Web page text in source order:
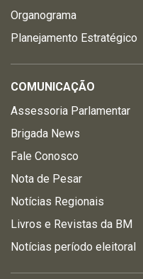
Organograma
Planejamento Estratégico
COMUNICAÇÃO
Assessoria Parlamentar
Brigada News
Fale Conosco
Nota de Pesar
Notícias Regionais
Livros e Revistas da BM
Notícias período eleitoral